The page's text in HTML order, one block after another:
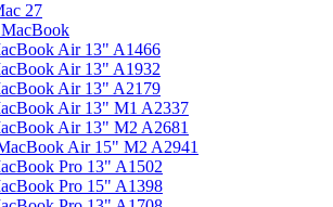
27
Air 13" A1466
Air 13" A1932
Air 13" A2179
Air 13" M1 A2337
Air 13" M2 A2681
Air 15" M2 A2941
Pro 13" A1502
Pro 15" A1398